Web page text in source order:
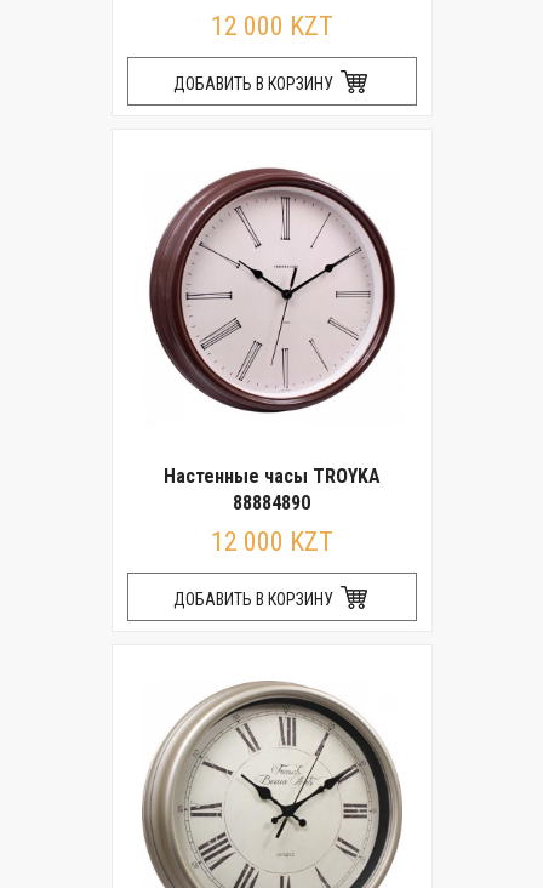
12 000 KZT
ДОБАВИТЬ В КОРЗИНУ
Настенные часы TROYKA
88884890
12 000 KZT
ДОБАВИТЬ В КОРЗИНУ